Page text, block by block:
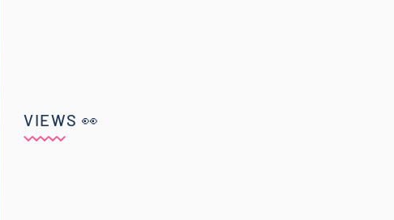
VIEWS 👀